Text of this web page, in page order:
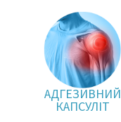
АДГЕЗИВНИЙ
КАПСУЛІТ